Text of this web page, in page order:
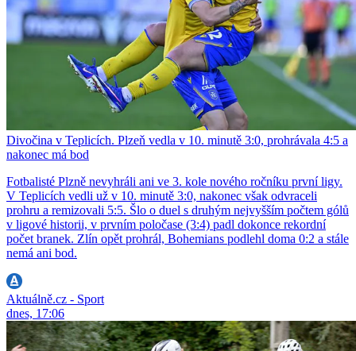
Divočina v Teplicích. Plzeň vedla v 10. minutě 3:0, prohrávala 4:5 a
nakonec má bod
Fotbalisté Plzně nevyhráli ani ve 3. kole nového ročníku první ligy.
V Teplicích vedli už v 10. minutě 3:0, nakonec však odvraceli
prohru a remizovali 5:5. Šlo o duel s druhým nejvyšším počtem gólů
v ligové historii, v prvním poločase (3:4) padl dokonce rekordní
počet branek. Zlín opět prohrál, Bohemians podlehl doma 0:2 a stále
nemá ani bod.
Aktuálně.cz - Sport
dnes, 17:06